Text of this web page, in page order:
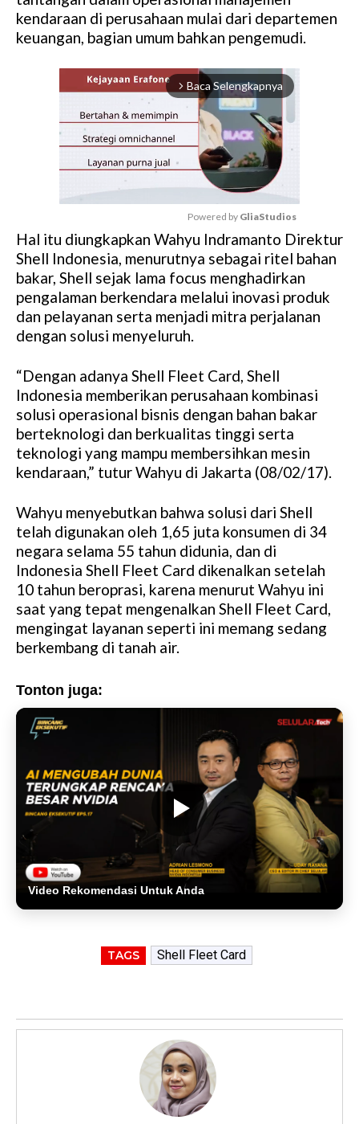
kendaraan di perusahaan mulai dari departemen
keuangan, bagian umum bahkan pengemudi.
arrow_forward_ios Baca Selengkapnya
M
u
t
e
Powered by GliaStudios
Hal itu diungkapkan Wahyu Indramanto Direktur
Shell Indonesia, menurutnya sebagai ritel bahan
bakar, Shell sejak lama focus menghadirkan
pengalaman berkendara melalui inovasi produk
dan pelayanan serta menjadi mitra perjalanan
dengan solusi menyeluruh.
“Dengan adanya Shell Fleet Card, Shell
Indonesia memberikan perusahaan kombinasi
solusi operasional bisnis dengan bahan bakar
berteknologi dan berkualitas tinggi serta
teknologi yang mampu membersihkan mesin
kendaraan,” tutur Wahyu di Jakarta (08/02/17).
Wahyu menyebutkan bahwa solusi dari Shell
telah digunakan oleh 1,65 juta konsumen di 34
negara selama 55 tahun didunia, dan di
Indonesia Shell Fleet Card dikenalkan setelah
10 tahun beroprasi, karena menurut Wahyu ini
saat yang tepat mengenalkan Shell Fleet Card,
mengingat layanan seperti ini memang sedang
berkembang di tanah air.
Tonton juga:
Video Rekomendasi Untuk Anda
TAGS Shell Fleet Card